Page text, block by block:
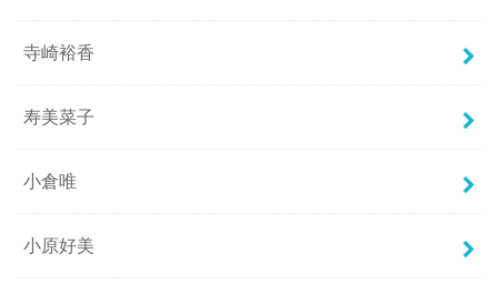
寺崎裕香
寿美菜子
小倉唯
小原好美